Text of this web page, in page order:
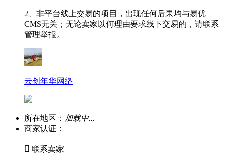
2、非平台线上交易的项目，出现任何后果均与易优
CMS无关；无论卖家以何理由要求线下交易的，请联系
管理举报。
云创年华网络
所在地区： 加载中...
商家认证：
 联系卖家